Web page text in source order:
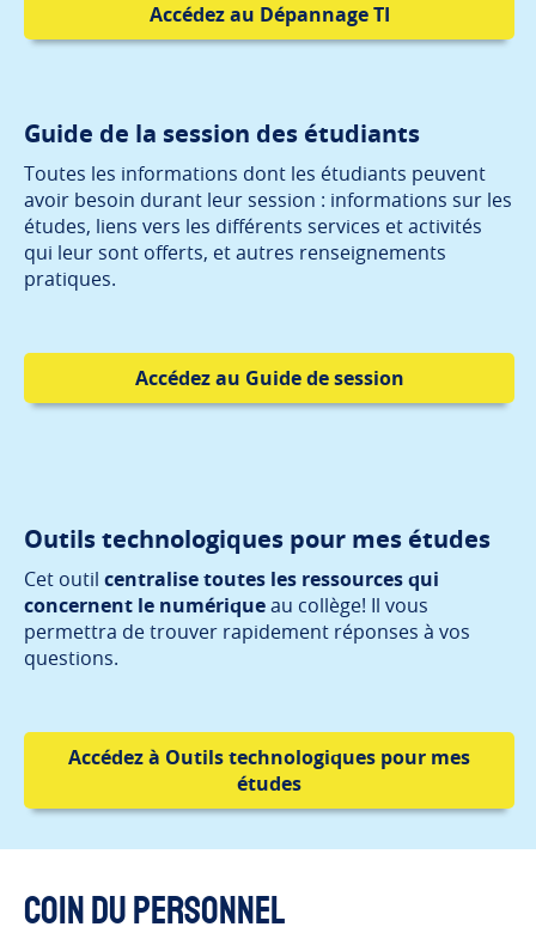
Accédez au Dépannage TI
Guide de la session des étudiants
Toutes les informations dont les étudiants peuvent
avoir besoin durant leur session : informations sur les
études, liens vers les différents services et activités
qui leur sont offerts, et autres renseignements
pratiques.
Accédez au Guide de session
Outils technologiques pour mes études
Cet outil centralise toutes les ressources qui
concernent le numériqueau collège! Il vous
permettra de trouver rapidement réponses à vos
questions.
Accédez à Outils technologiques pour mes
études
Coin du personnel